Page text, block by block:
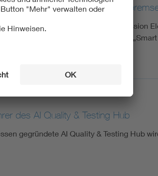
Lösungen für Smart Meter
FNN) und die Deutsche Kommission
den Vorschlag der Bundesregierung,
des AI Quality & Testing Hub
gegründete AI Quality & Testing Hub